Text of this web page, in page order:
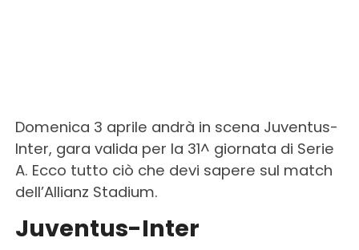
Domenica 3 aprile andrà in scena Juventus-
Inter, gara valida per la 31^ giornata di Serie
A. Ecco tutto ciò che devi sapere sul match
dell’Allianz Stadium.
Juventus-Inter